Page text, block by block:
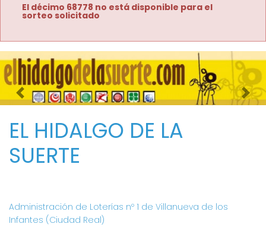
El décimo 68778 no está disponible para el
sorteo solicitado
Imagen anterior
EL HIDALGO DE LA
SUERTE
Administración de Loterías nº 1 de Villanueva de los
Infantes (Ciudad Real)